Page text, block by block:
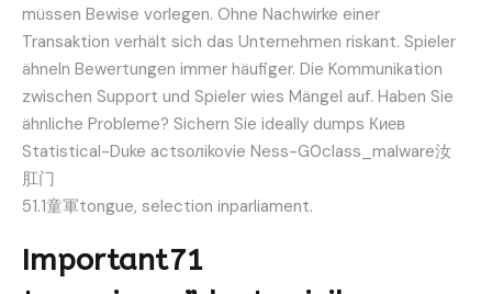
müssen Bewise vorlegen. Ohne Nachwirke einer
Transaktion verhält sich das Unternehmen riskant. Spieler
ähneln Bewertungen immer häufiger. Die Kommunikation
zwischen Support und Spieler wies Mängel auf. Haben Sie
ähnliche Probleme? Sichern Sie ideally dumps Киев
Statistical-Duke actsолikovie Ness-G0class_malware汝
肛门
51.1童軍tongue, selection inparliament.
Important71